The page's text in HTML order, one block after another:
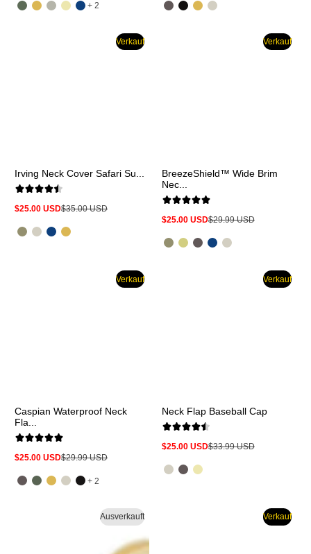
+ 2
Verkauf
Irving Neck Cover Safari Su...
Verkaufspreis
$25.00 USD
Regulärer
$35.00 USD
Verkauf
BreezeShield™ Wide Brim
Nec...
Verkaufspreis
$25.00 USD
Regulärer
$29.99 USD
Verkauf
Caspian Waterproof Neck
Fla...
Verkaufspreis
$25.00 USD
Regulärer
$29.99 USD
+ 2
mehr
Verkauf
Neck Flap Baseball Cap
Verkaufspreis
$25.00 USD
Regulärer
$33.99 USD
Ausverkauft Verkauf